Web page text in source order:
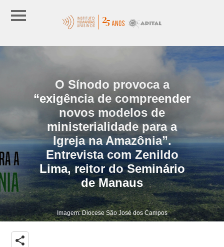
O Sínodo provoca a
“exigência de compreender
novos modelos de
ministerialidade para a
Igreja na Amazônia”.
Entrevista com Zenildo
Lima, reitor do Seminário
de Manaus
Imagem: Diocese São José dos Campos
share